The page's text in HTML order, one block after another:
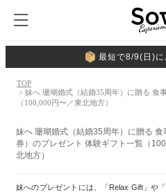
最短で8/9(日)に
TOP
> 妹へ 珊瑚婚式（結婚35周年）に贈る 食
（100,000円〜／東北地方）
妹へ 珊瑚婚式（結婚35周年）に贈る 食
券）のプレゼント 体験ギフト一覧（
北地方）
妹へのプレゼントには、「Relax Gift」や